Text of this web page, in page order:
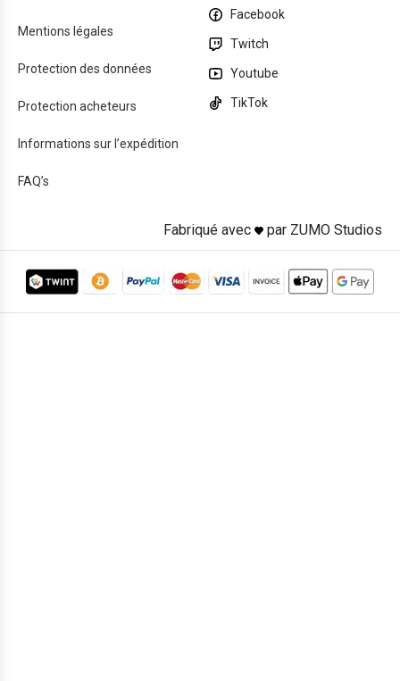
Mentions légales
Protection des données
Protection acheteurs
Informations sur l’expédition
FAQ’s
Facebook
Twitch
Youtube
TikTok
Fabriqué avec par ZUMO Studios